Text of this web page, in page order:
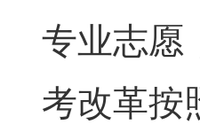
专业志愿
考改革按